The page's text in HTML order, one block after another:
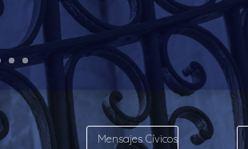
Mensajes Cívicos